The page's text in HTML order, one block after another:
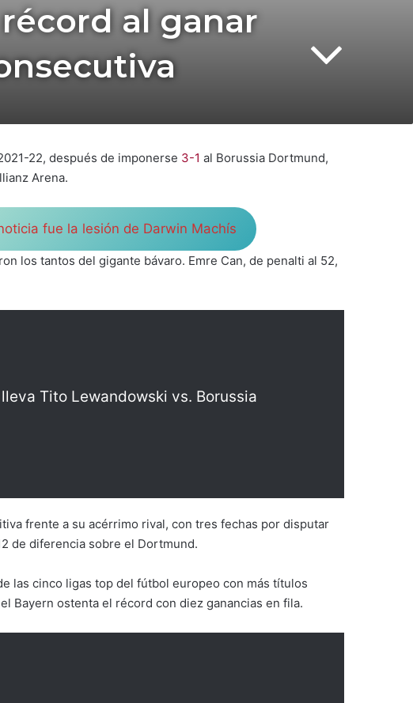
al ganar
22, después de imponerse 3-1 al Borussia Dortmund,
Arena.
fue la lesión de Darwin Machís
los tantos del gigante bávaro. Emre Can, de penalti al 52,
Tito Lewandowski vs. Borussia
frente a su acérrimo rival, con tres fechas por disputar
de diferencia sobre el Dortmund.
las cinco ligas top del fútbol europeo con más títulos
Bayern ostenta el récord con diez ganancias en fila.